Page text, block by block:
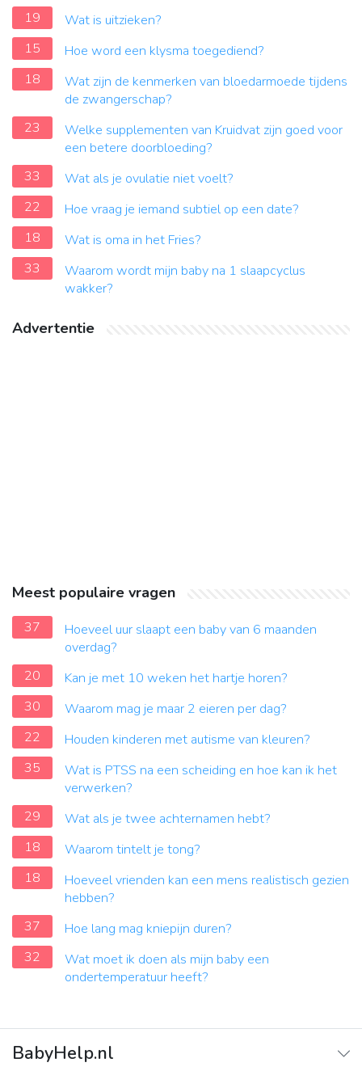
19
Wat is uitzieken?
15
Hoe word een klysma toegediend?
18
Wat zijn de kenmerken van bloedarmoede tijdens
de zwangerschap?
23
Welke supplementen van Kruidvat zijn goed voor
een betere doorbloeding?
33
Wat als je ovulatie niet voelt?
22
Hoe vraag je iemand subtiel op een date?
18
Wat is oma in het Fries?
33
Waarom wordt mijn baby na 1 slaapcyclus
wakker?
Advertentie
Meest populaire vragen
37
Hoeveel uur slaapt een baby van 6 maanden
overdag?
20
Kan je met 10 weken het hartje horen?
30
Waarom mag je maar 2 eieren per dag?
22
Houden kinderen met autisme van kleuren?
35
Wat is PTSS na een scheiding en hoe kan ik het
verwerken?
29
Wat als je twee achternamen hebt?
18
Waarom tintelt je tong?
18
Hoeveel vrienden kan een mens realistisch gezien
hebben?
37
Hoe lang mag kniepijn duren?
32
Wat moet ik doen als mijn baby een
ondertemperatuur heeft?
BabyHelp.nl